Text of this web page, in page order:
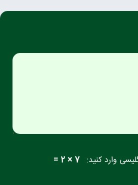
وارد کنید: 7 × 2 =